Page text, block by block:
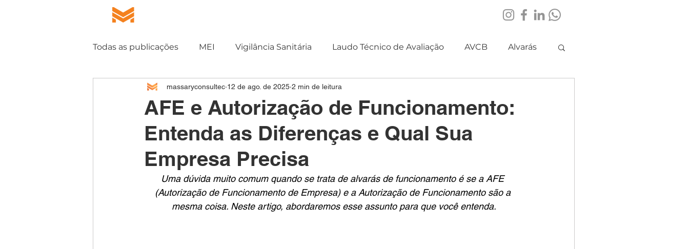
Todas as publicações MEI Vigilância Sanitária Laudo Técnico de Avaliação AVCB Alvarás
CLCB
AFE e Autorização de Funcionamento:
Entenda as Diferenças e Qual Sua
Empresa Precisa
massaryconsultec 12 de ago. de 2025 2 min de leitura
Uma dúvida muito comum quando se trata de alvarás de funcionamento é se a AFE
(Autorização de Funcionamento de Empresa) e a Autorização de Funcionamento são a
mesma coisa. Neste artigo, abordaremos esse assunto para que você entenda.